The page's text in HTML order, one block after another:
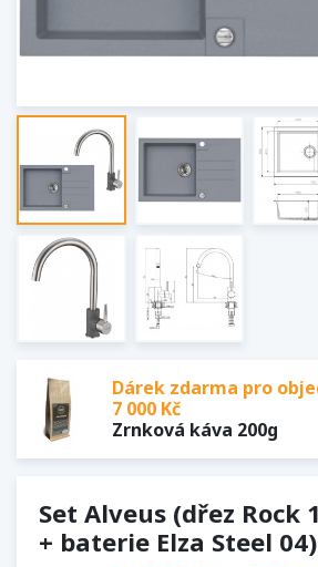
Dárek zdarma pro
7 000 Kč
Zrnková káva 200g
Set Alveus (dřez Rock
+ baterie Elza Steel 04)